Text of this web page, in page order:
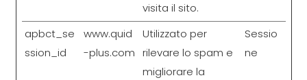
visita il sito.
apbct_se
ssion_id
www.quid
-plus.com
Utilizzato per
rilevare lo spam e
migliorare la
Sessio
ne